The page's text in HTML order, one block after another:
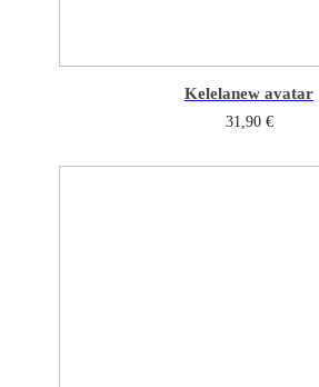
Kelelanew avatar
31,90 €